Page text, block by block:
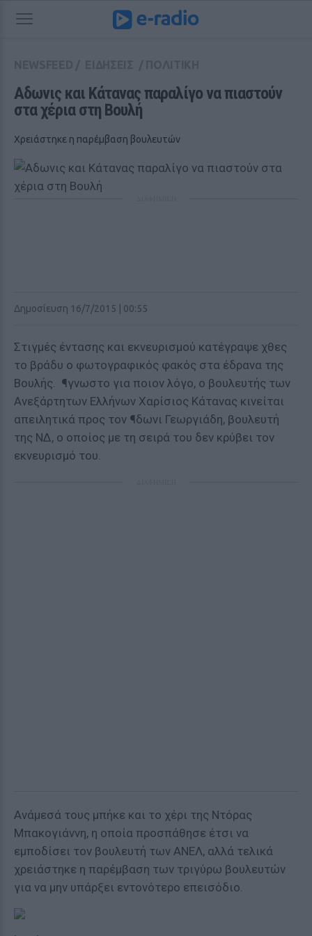
Αδωνις και Κάτανας παραλίγο να πιαστούν
στα χέρια στη Βουλή
Χρειάστηκε η παρέμβαση βουλευτών
Δημοσίευση 16/7/2015 | 00:55
Στιγμές έντασης και εκνευρισμού κατέγραψε χθες
το βράδυ ο φωτογραφικός φακός στα έδρανα της
Βουλής. ¶γνωστο για ποιον λόγο, ο βουλευτής των
Ανεξάρτητων Ελλήνων Χαρίσιος Κάτανας κινείται
απειλητικά προς τον ¶δωνι Γεωργιάδη, βουλευτή
της ΝΔ, ο οποίος με τη σειρά του δεν κρύβει τον
εκνευρισμό του.
Ανάμεσά τους μπήκε και το χέρι της Ντόρας
Μπακογιάννη, η οποία προσπάθησε έτσι να
εμποδίσει τον βουλευτή των ΑΝΕΛ, αλλά τελικά
χρειάστηκε η παρέμβαση των τριγύρω βουλευτών
για να μην υπάρξει εντονότερο επεισόδιο.